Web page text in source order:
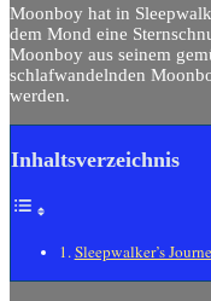
Moonboy hat in
dem Mond eine
Moonboy aus seinem
schlafwandelnden
werden.
Inhaltsverzeichnis
Sleepwalker’s